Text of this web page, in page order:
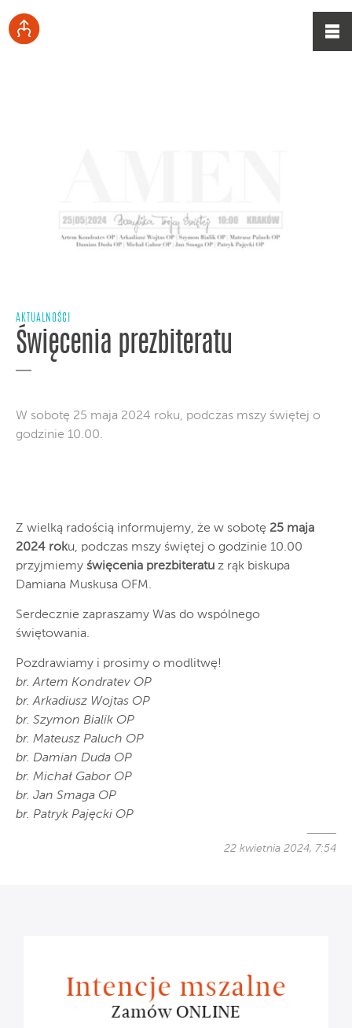
AKTUALNOŚCI
Święcenia prezbiteratu
W sobotę 25 maja 2024 roku, podczas mszy świętej o
godzinie 10.00.
Z wielką radością informujemy, że w sobotę 25 maja
2024 roku, podczas mszy świętej o godzinie 10.00
przyjmiemy święcenia prezbiteratu z rąk biskupa
Damiana Muskusa OFM.
Serdecznie zapraszamy Was do wspólnego
świętowania.
Pozdrawiamy i prosimy o modlitwę!
br. Artem Kondratev OP
br. Arkadiusz Wojtas OP
br. Szymon Bialik OP
br. Mateusz Paluch OP
br. Damian Duda OP
br. Michał Gabor OP
br. Jan Smaga OP
br. Patryk Pajęcki OP
22 kwietnia 2024, 7:54